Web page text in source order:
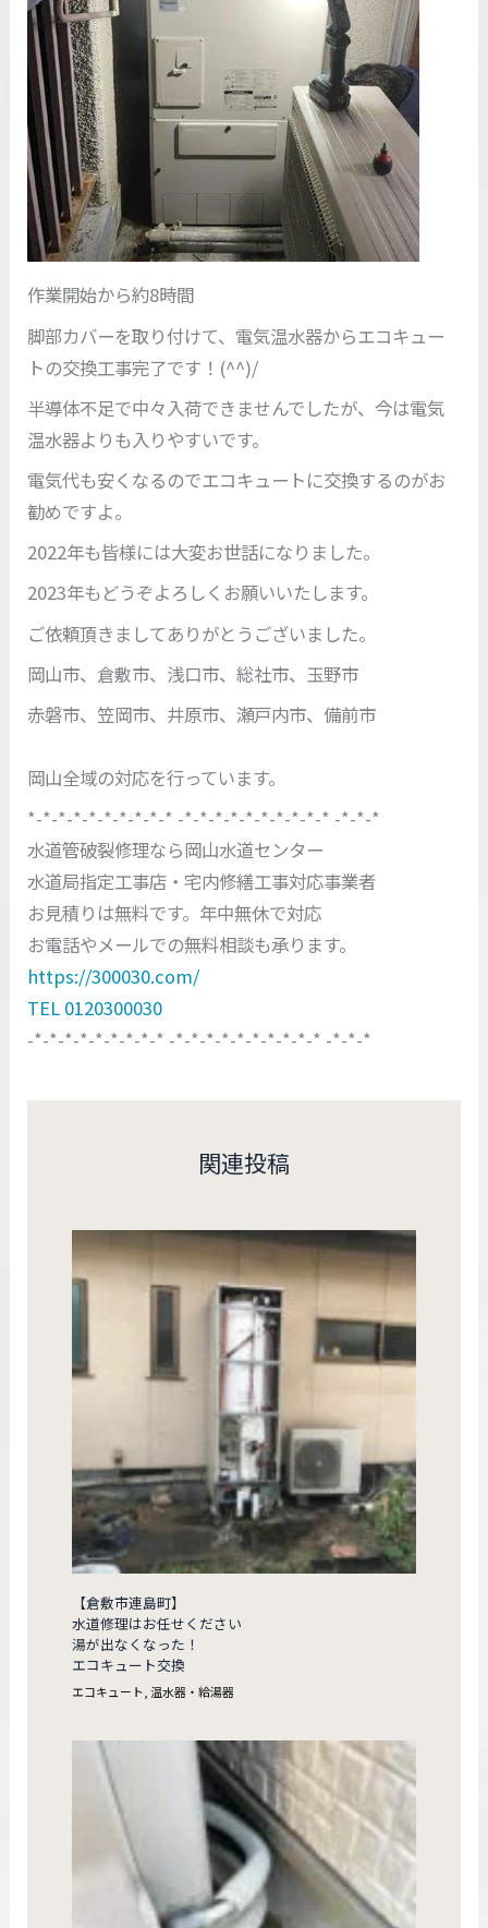
作業開始から約8時間
脚部カバーを取り付けて、電気温水器からエコキュー
トの交換工事完了です！(^^)/
半導体不足で中々入荷できませんでしたが、今は電気
温水器よりも入りやすいです。
電気代も安くなるのでエコキュートに交換するのがお
勧めですよ。
2022年も皆様には大変お世話になりました。
2023年もどうぞよろしくお願いいたします。
ご依頼頂きましてありがとうございました。
岡山市、倉敷市、浅口市、総社市、玉野市
赤磐市、笠岡市、井原市、瀬戸内市、備前市
岡山全域の対応を行っています。
*-*-*-*-*-*-*-*-*-* -*-*-*-*-*-*-*-*-*-* -*-*-*
水道管破裂修理なら岡山水道センター
水道局指定工事店・宅内修繕工事対応事業者
お見積りは無料です。年中無休で対応
お電話やメールでの無料相談も承ります。
https://300030.com/
TEL 0120300030
-*-*-*-*-*-*-*-*-* -*-*-*-*-*-*-*-*-*-* -*-*-*
関連投稿
【倉敷市連島町】
水道修理はお任せください
湯が出なくなった！
エコキュート交換
エコキュート, 温水器・給湯器